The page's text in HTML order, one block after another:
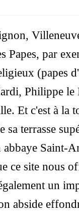
Papes, par
(papes
Philippe le
Et c'est à
terrasse
abbaye Saint-
ce site nous
un
abside